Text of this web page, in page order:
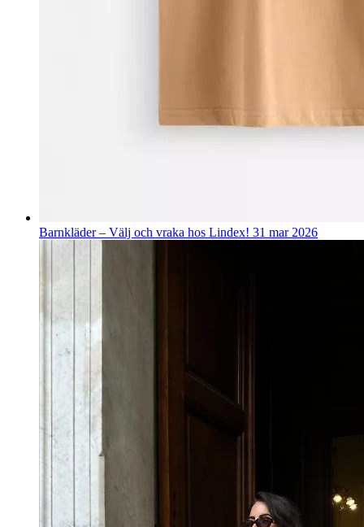
Barnkläder – Välj och vraka hos Lindex! 31 mar 2026